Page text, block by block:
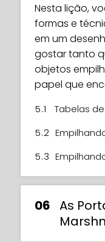
Nesta lição,
formas e
em um
gostar tanto
objetos
papel que
5.1 Tabelas
5.2
5.3
06 As